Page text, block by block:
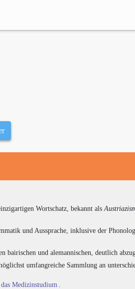
Wortschatz, bekannt als
und Aussprache, inklusive der
bairischen und alemannischen, deutlich
umfangreiche Sammlung an
Medizinstudium